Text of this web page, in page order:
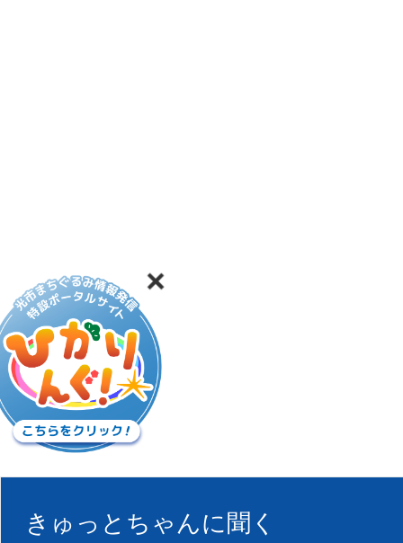
きゅっとちゃんに聞く